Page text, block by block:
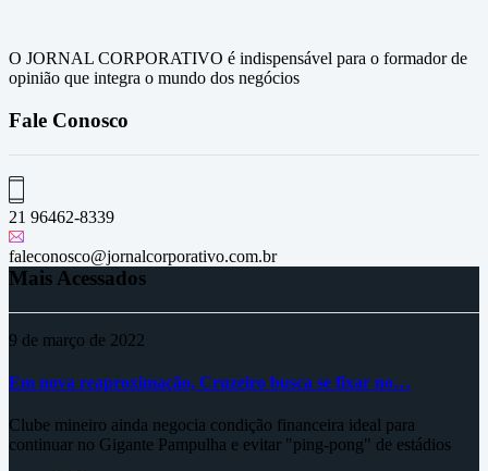
O JORNAL CORPORATIVO é indispensável para o formador de
opinião que integra o mundo dos negócios
Fale Conosco
21 96462-8339
faleconosco@jornalcorporativo.com.br
Mais Acessados
9 de março de 2022
Em nova reaproximação, Cruzeiro busca se fixar no…
Clube mineiro ainda negocia condição financeira ideal para
continuar no Gigante Pampulha e evitar "ping-pong" de estádios